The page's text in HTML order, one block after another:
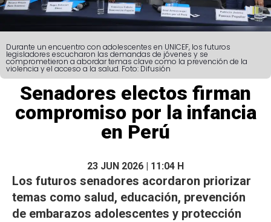
Durante un encuentro con adolescentes en UNICEF, los futuros
legisladores escucharon las demandas de jóvenes y se
comprometieron a abordar temas clave como la prevención de la
violencia y el acceso a la salud. Foto: Difusión
Senadores electos firman
compromiso por la infancia
en Perú
23 JUN 2026 | 11:04 H
Los futuros senadores acordaron priorizar
temas como salud, educación, prevención
de embarazos adolescentes y protección